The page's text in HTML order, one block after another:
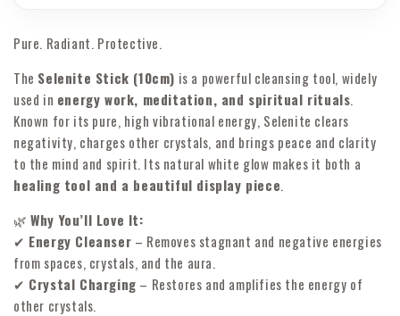
Pure. Radiant. Protective.
The Selenite Stick (10cm) is a powerful cleansing tool, widely
used in energy work, meditation, and spiritual rituals.
Known for its pure, high vibrational energy, Selenite clears
negativity, charges other crystals, and brings peace and clarity
to the mind and spirit. Its natural white glow makes it both a
healing tool and a beautiful display piece.
🌿Why You’ll Love It:
✔ Energy Cleanser – Removes stagnant and negative energies
from spaces, crystals, and the aura.
✔ Crystal Charging – Restores and amplifies the energy of
other crystals.